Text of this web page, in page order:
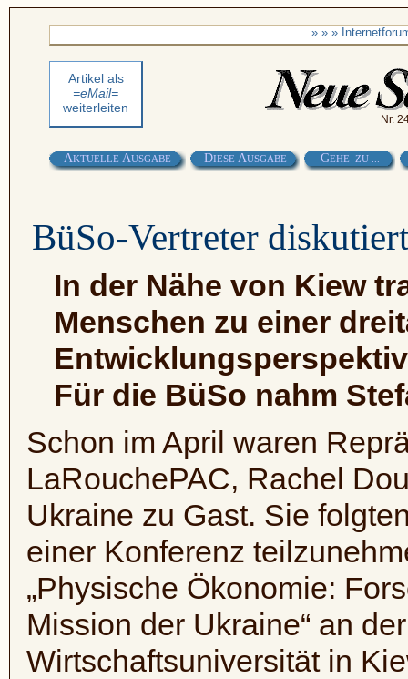
» » »
Artikel als
=eMail=
weiterleiten
Nr.
AKTUELLE AUSGABE DIESE AUSGABE GEHE ZU ...
BüSo-Vertreter
In der Nähe von Kiew
Menschen zu einer
Für die BüSo nahm
Schon im April waren
LaRouchePAC, Rachel
Ukraine zu Gast. Sie
einer Konferenz
„Physische Ökonomie:
Mission der Ukraine“ an
Wirtschaftsuniversität in